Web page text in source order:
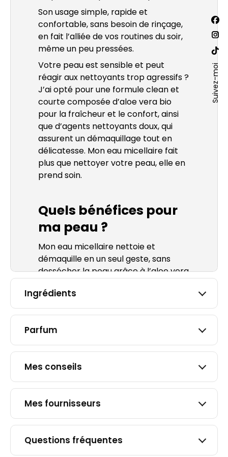
Son usage simple, rapide et
confortable, sans besoin de rinçage,
en fait l’alliée de vos routines du soir,
même un peu pressées.
Votre peau est sensible et peut
réagir aux nettoyants trop agressifs ?
J’ai opté pour une formule clean et
courte composée d’aloe vera bio
pour la fraîcheur et le confort, ainsi
que d’agents nettoyants doux, qui
assurent un démaquillage tout en
délicatesse. Mon eau micellaire fait
plus que nettoyer votre peau, elle en
prend soin.
Quels bénéfices pour
ma peau ?
Mon eau micellaire nettoie et
démaquille en un seul geste, sans
dessécher la peau grâce à l’aloe vera
visage.
Elle convient particulièrement aux
peaux sensibles, qui cherchent un
soin nettoyant efficace mais
agréable à utiliser au quotidien. Le
visage est plus net, plus frais et mieux
préparé à recevoir un
crème.
Efficace pour retirer les impuretés
particulièrement adaptée à la zone
plus fragile du contour des yeux. Au
Ingrédients
Parfum
Mes conseils
Mes fournisseurs
Questions fréquentes
Suivez-moi
sur :
La
une
La
La
Site